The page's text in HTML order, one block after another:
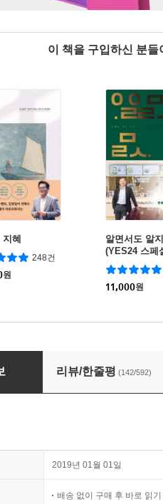
이 책을 구입하신 분
지혜
248건
원
알면서도 알
(YES24 스페
11,000원
지는 것들
리뷰/한줄평 (142/592)
2019년 01월 01일
배송 없이 구매 후 바로 읽기